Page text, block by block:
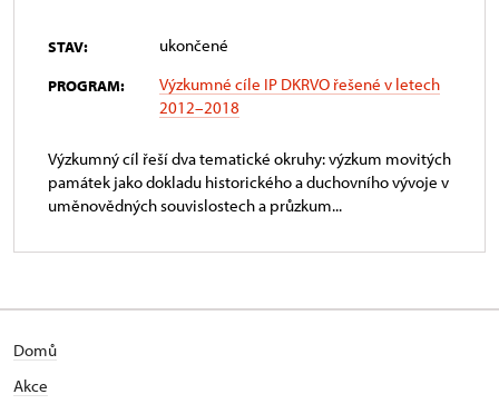
STAV: ukončené
PROGRAM:
Výzkumné cíle IP DKRVO řešené v letech
2012–2018
Výzkumný cíl řeší dva tematické okruhy: výzkum movitých
památek jako dokladu historického a duchovního vývoje v
uměnovědných souvislostech a průzkum...
Domů
Akce